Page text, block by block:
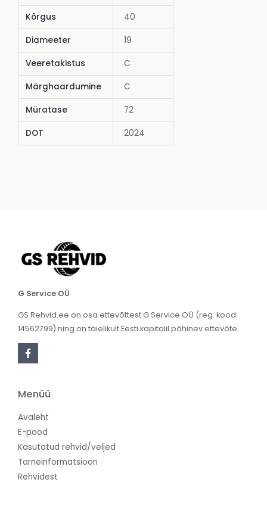
Kõrgus 40
Diameeter 19
Veeretakistus C
Märghaardumine C
Müratase 72
DOT 2024
G Service OÜ
GS Rehvid.ee on osa ettevõttest G Service OÜ (reg. kood:
14562799) ning on täielikult Eesti kapitalil põhinev ettevõte.
Menüü
Avaleht
E-pood
Kasutatud rehvid/veljed
Tarneinformatsioon
Rehvidest